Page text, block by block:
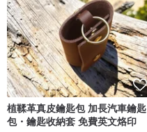
植鞣革真皮鑰匙包 加長汽車鑰匙
包・鑰匙收納套 免費英文烙印